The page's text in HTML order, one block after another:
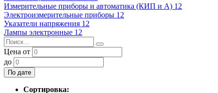
Измерительные приборы и автоматика (КИП и А) 12
Электроизмерительные приборы 12
Указатели напряжения 12
Лампы электронные 12
Цена от
до
По дате
Сортировка: